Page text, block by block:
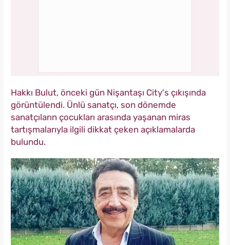
Hakkı Bulut, önceki gün Nişantaşı City's çıkışında
görüntülendi. Ünlü sanatçı, son dönemde
sanatçıların çocukları arasında yaşanan miras
tartışmalarıyla ilgili dikkat çeken açıklamalarda
bulundu.